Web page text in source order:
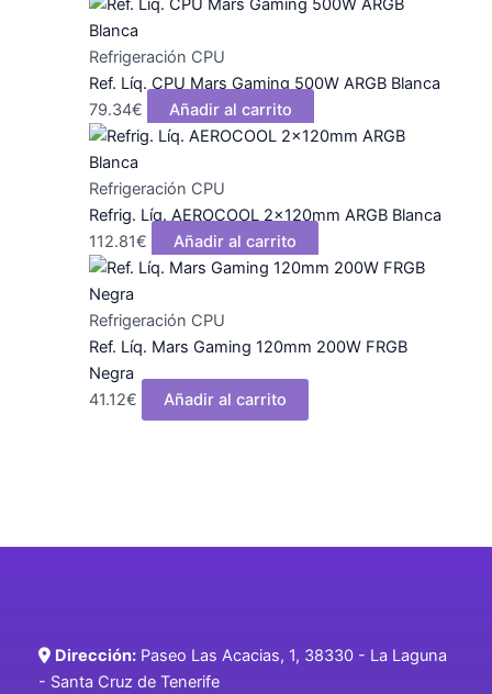
Refrigeración CPU
Ref. Líq. CPU Mars Gaming 500W ARGB Blanca
79.34€ Añadir al carrito
Refrigeración CPU
Refrig. Líq. AEROCOOL 2x120mm ARGB Blanca
112.81€ Añadir al carrito
Refrigeración CPU
Ref. Líq. Mars Gaming 120mm 200W FRGB
Negra
41.12€ Añadir al carrito
Dirección: Paseo Las Acacias, 1, 38330 - La Laguna
- Santa Cruz de Tenerife